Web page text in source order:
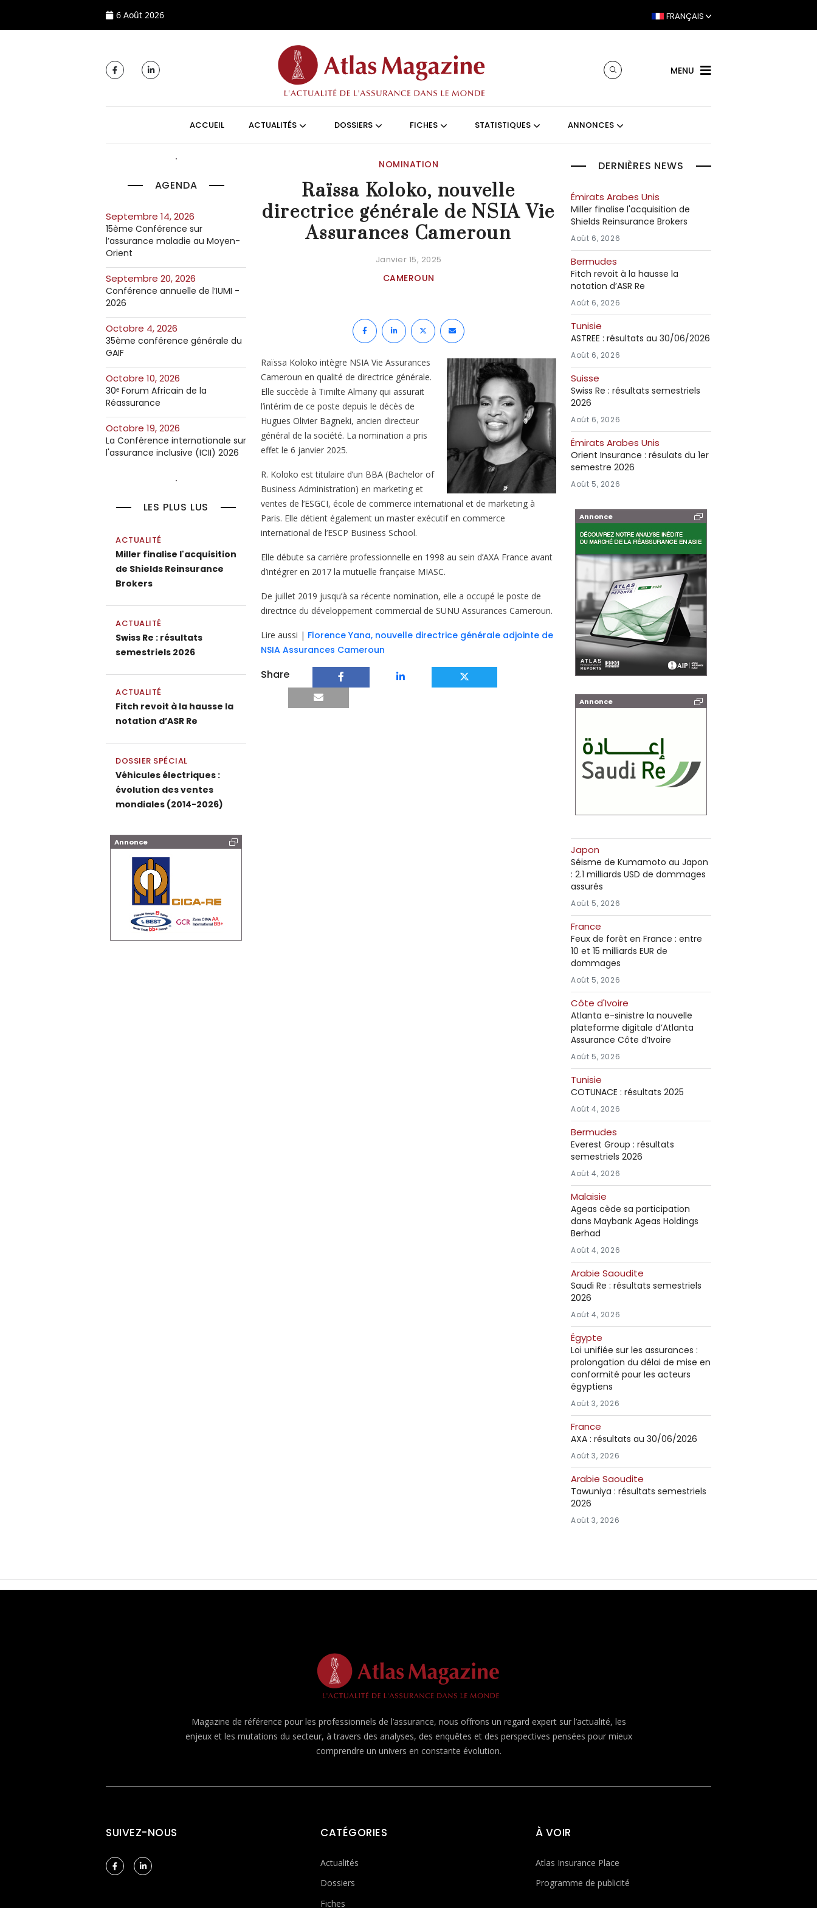
6 Août 2026 FRANÇAIS
MENU
ACCUEIL ACTUALITÉS DOSSIERS FICHES STATISTIQUES ANNONCES
AGENDA
septembre 14, 2026
15ème Conférence sur
l’assurance maladie au Moyen-
Orient
septembre 20, 2026
Conférence annuelle de l’IUMI -
2026
octobre 4, 2026
35ème conférence générale du
GAIF
octobre 10, 2026
30ᵉ Forum Africain de la
Réassurance
octobre 19, 2026
La Conférence internationale sur
l'assurance inclusive (ICII) 2026
LES PLUS LUS
ACTUALITÉ
Miller finalise l'acquisition
de Shields Reinsurance
Brokers
ACTUALITÉ
Swiss Re : résultats
semestriels 2026
ACTUALITÉ
Fitch revoit à la hausse la
notation d’ASR Re
DOSSIER SPÉCIAL
Véhicules électriques :
évolution des ventes
mondiales (2014-2026)
Annonce
NOMINATION
Raïssa Koloko, nouvelle
directrice générale de NSIA Vie
Assurances Cameroun
Janvier 15, 2025
CAMEROUN
Raïssa Koloko intègre NSIA Vie Assurances
Cameroun en qualité de directrice générale.
Elle succède à Timilte Almany qui assurait
l’intérim de ce poste depuis le décès de
Hugues Olivier Bagneki, ancien directeur
général de la société. La nomination a pris
effet le 6 janvier 2025.
R. Koloko est titulaire d’un BBA (Bachelor of
Business Administration) en marketing et
ventes de l’ESGCI, école de commerce international et de marketing à
Paris. Elle détient également un master exécutif en commerce
international de l’ESCP Business School.
Elle débute sa carrière professionnelle en 1998 au sein d’AXA France avant
d’intégrer en 2017 la mutuelle française MIASC.
De juillet 2019 jusqu’à sa récente nomination, elle a occupé le poste de
directrice du développement commercial de SUNU Assurances Cameroun.
Lire aussi | Florence Yana, nouvelle directrice générale adjointe de
NSIA Assurances Cameroun
Share
DERNIÈRES NEWS
Émirats Arabes Unis
Miller finalise l'acquisition de
Shields Reinsurance Brokers
Août 6, 2026
Bermudes
Fitch revoit à la hausse la
notation d’ASR Re
Août 6, 2026
Tunisie
ASTREE : résultats au 30/06/2026
Août 6, 2026
Suisse
Swiss Re : résultats semestriels
2026
Août 6, 2026
Émirats Arabes Unis
Orient Insurance : résulats du 1er
semestre 2026
Août 5, 2026
Annonce
Annonce
Japon
Séisme de Kumamoto au Japon
: 2.1 milliards USD de dommages
assurés
Août 5, 2026
France
Feux de forêt en France : entre
10 et 15 milliards EUR de
dommages
Août 5, 2026
Côte d'Ivoire
Atlanta e-sinistre la nouvelle
plateforme digitale d’Atlanta
Assurance Côte d’Ivoire
Août 5, 2026
Tunisie
COTUNACE : résultats 2025
Août 4, 2026
Bermudes
Everest Group : résultats
semestriels 2026
Août 4, 2026
Malaisie
Ageas cède sa participation
dans Maybank Ageas Holdings
Berhad
Août 4, 2026
Arabie Saoudite
Saudi Re : résultats semestriels
2026
Août 4, 2026
Égypte
Loi unifiée sur les assurances :
prolongation du délai de mise en
conformité pour les acteurs
égyptiens
Août 3, 2026
France
AXA : résultats au 30/06/2026
Août 3, 2026
Arabie Saoudite
Tawuniya : résultats semestriels
2026
Août 3, 2026
Magazine de référence pour les professionnels de l’assurance, nous offrons un regard expert sur l’actualité, les
enjeux et les mutations du secteur, à travers des analyses, des enquêtes et des perspectives pensées pour mieux
comprendre un univers en constante évolution.
SUIVEZ-NOUS CATÉGORIES
Actualités
Dossiers
Fiches
À VOIR
Atlas Insurance Place
Programme de publicité